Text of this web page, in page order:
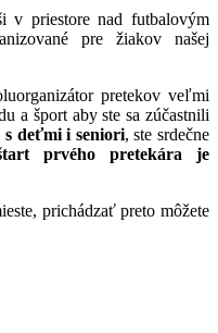
v priestore nad futbalovým
pre žiakov našej
pretekov veľmi
a šport aby ste sa zúčastnili
s deťmi i seniori, ste srdečne
prvého pretekára je
prichádzať preto môžete